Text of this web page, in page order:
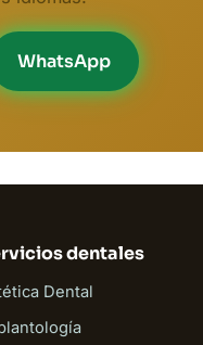
WhatsApp
dentales
Dental